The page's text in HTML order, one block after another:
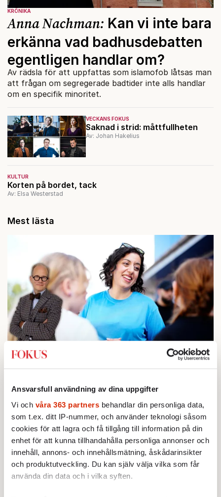
Ansvarsfull användning av dina uppgifter
Vi och våra 363 partners behandlar din personliga data,
som t.ex. ditt IP-nummer, och använder teknologi såsom
cookies för att lagra och få tillgång till information på din
enhet för att kunna tillhandahålla personliga annonser och
innehåll, annons- och innehållsmätning, åskådarinsikter
och produktutveckling. Du kan själv välja vilka som får
använda din data och i vilka syften.
VECKANS FOKUS
Saknad i strid: måttfullheten
Av: Johan Hakelius
KULTUR
Korten på bordet, tack
Av: Elsa Westerstad
KRÖNIKA
Anna Nachman: Kan vi inte bara
erkänna vad badhusdebatten
egentligen handlar om?
Av rädsla för att uppfattas som islamofob låtsas man
att frågan om segregerade badtider inte alls handlar
om en specifik minoritet.
Mest lästa
KRÖNIKA
1.Johan Hakelius:
DN-rubriken visar vad som sägs
mellan raderna
2.Den röda tråden som brast
INRIKES
3. Vattenbristen är här – men var femte liter läcker
Av: Susanne Gäre
KRÖNIKA
4.Nina Lekander:
På ”Kommunisthögskolan” drömde
alla om att vara arbetarklass
KRÖNIKA
5.Frans Wachtmeister: Ja, AC är ett hot mot den